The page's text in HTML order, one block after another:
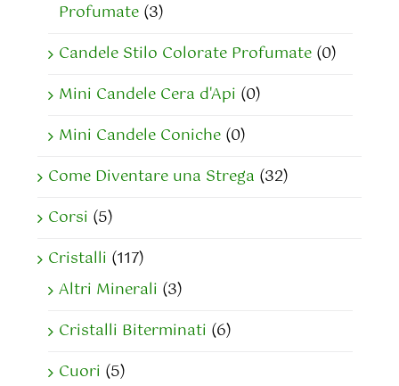
Profumate (3)
Candele Stilo Colorate Profumate (0)
Mini Candele Cera d'Api (0)
Mini Candele Coniche (0)
Come Diventare una Strega (32)
Corsi (5)
Cristalli (117)
Altri Minerali (3)
Cristalli Biterminati (6)
Cuori (5)